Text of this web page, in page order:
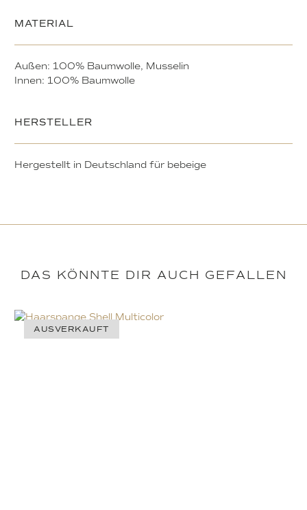
MATERIAL
Außen: 100% Baumwolle, Musselin
Innen: 100% Baumwolle
HERSTELLER
Hergestellt in Deutschland für bebeige
DAS KÖNNTE DIR AUCH GEFALLEN